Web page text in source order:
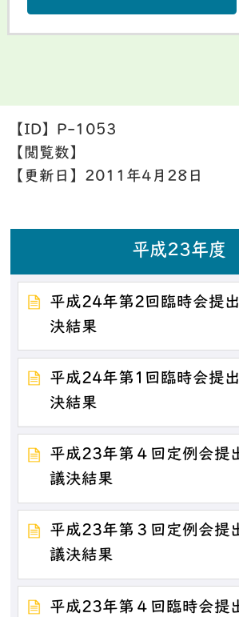
【ID】 P-1053
【閲覧数】
【更新日】 2011年4月28日
平成23年度
平成24年第2回臨時会提
決結果
平成24年第1回臨時会提
決結果
平成23年第４回定例会
議決結果
平成23年第３回定例会
議決結果
平成23年第４回臨時会